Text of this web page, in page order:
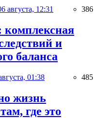
августа, 12:31 386
комплексная
и
баланса
01:38 485
жизнь
где это